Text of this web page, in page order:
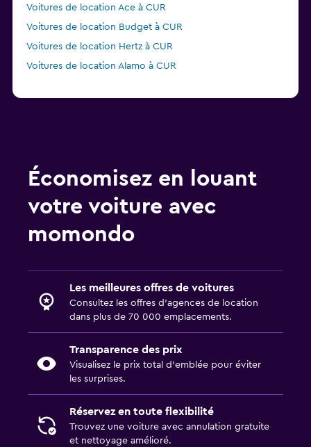
Voitures de location Ace à CUR
Voitures de location Budget à CUR
Voitures de location Hertz à CUR
Voitures de location Alamo à CUR
Économisez en louant
votre voiture avec
momondo
Les meilleures offres de voitures
Consultez les offres d’agences de location
dans plus de 70 000 emplacements.
Transparence des prix
Visualisez le prix total d’emblée pour éviter
les surprises.
Réservez en toute flexibilité
Trouvez une voiture avec annulation gratuite
et nettoyage amélioré.